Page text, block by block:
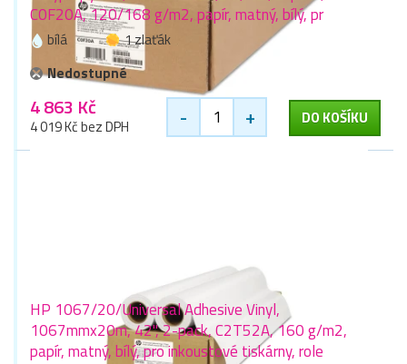
C0F20A, 120/168 g/m2, papír, matný, bílý, pr
bílá
1 zlaťák
Nedostupné
4 863 Kč
4 019 Kč bez DPH - + DO KOŠÍKU
HP 1067/20/Universal Adhesive Vinyl,
1067mmx20m, 42", 2-pack, C2T52A, 160 g/m2,
papír, matný, bílý, pro inkoustové tiskárny, role